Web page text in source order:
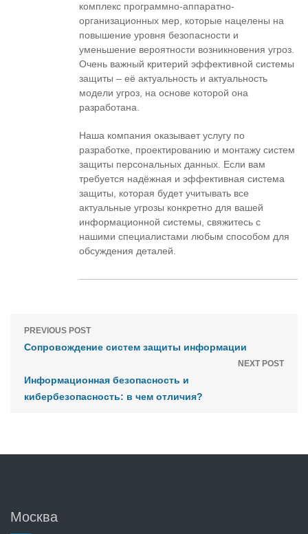
комплекс программно-аппаратно-
организационных мер, которые нацелены на
повышение уровня безопасности и
уменьшение вероятности возникновения угроз.
Очень важный критерий эффективной системы
защиты – её актуальность и актуальность
модели угроз, на основе которой она
разработана.
Наша компания оказывает услугу по
разработке, проектированию и монтажу систем
защиты персональных данных. Если вам
требуется надёжная и эффективная система
защиты, которая будет учитывать все
актуальные угрозы конкретно для вашей
информационной системы, свяжитесь с
нашими специалистами любым способом для
обсуждения деталей.
PREVIOUS POST
Сопровождение систем защиты информации
NEXT POST
Информационная безопасность и
кибербезопасность: в чем отличия?
Москва